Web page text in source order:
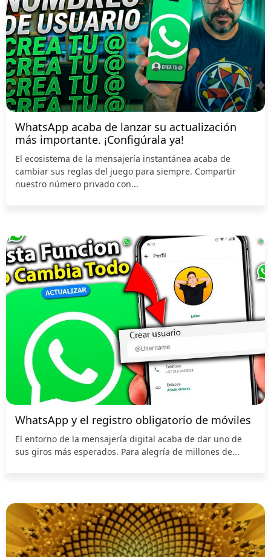
WhatsApp acaba de lanzar su actualización
más importante. ¡Configúrala ya!
El ecosistema de la mensajería instantánea acaba de
cambiar sus reglas del juego para siempre. Compartir
nuestro número privado con...
WhatsApp y el registro obligatorio de móviles
El entorno de la mensajería digital acaba de dar uno de
sus giros más esperados. Para alegría de millones de...